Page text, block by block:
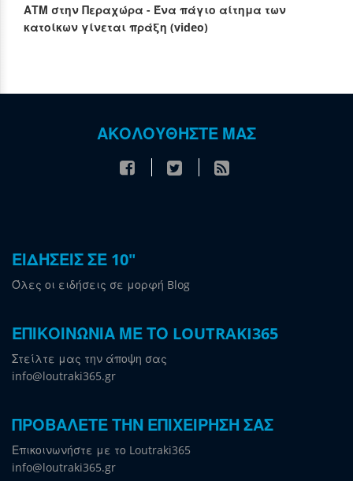
ΑΤΜ στην Περαχώρα - Ένα πάγιο αίτημα των
κατοίκων γίνεται πράξη (video)
ΑΚΟΛΟΥΘΗΣΤΕ ΜΑΣ
ΕΙΔΗΣΕΙΣ ΣΕ 10"
Όλες οι ειδήσεις σε μορφή Blog
ΕΠΙΚΟΙΝΩΝΙΑ ΜΕ ΤΟ LOUTRAKI365
Στείλτε μας την άποψη σας
info@loutraki365.gr
ΠΡΟΒΑΛΕΤΕ ΤΗΝ ΕΠΙΧΕΙΡΗΣΗ ΣΑΣ
Επικοινωνήστε με το Loutraki365
info@loutraki365.gr